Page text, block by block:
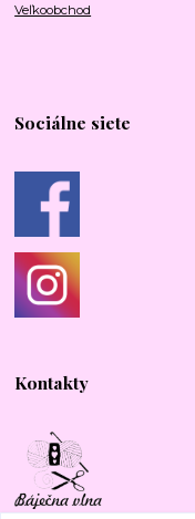
Veľkoobchod
Sociálne siete
Kontakty